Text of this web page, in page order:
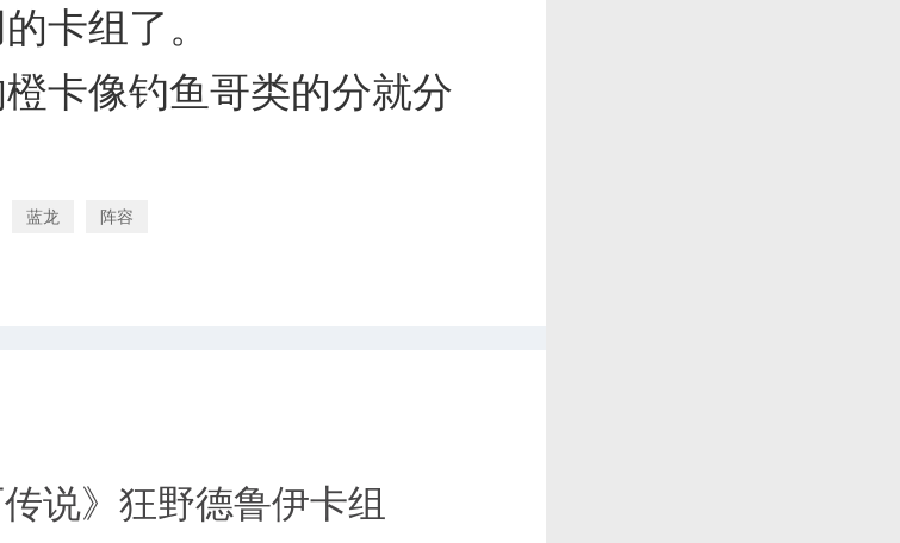
卡组了。
卡像钓鱼哥类的分就分
蓝龙
阵容
传说》狂野德鲁伊卡组